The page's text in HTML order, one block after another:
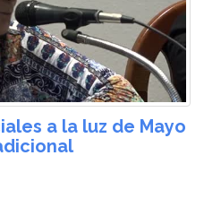
a la luz de Mayo